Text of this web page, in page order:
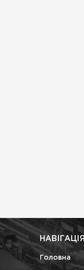
НАВІГАЦІЯ
Головна